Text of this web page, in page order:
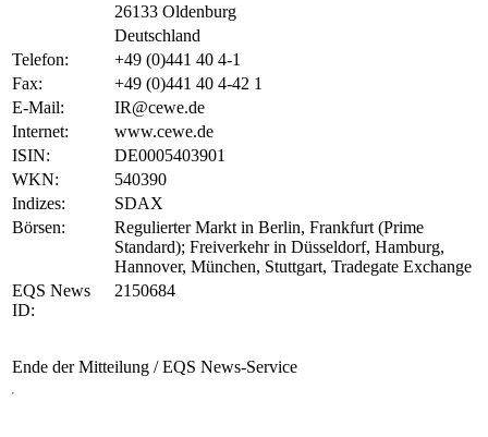
26133 Oldenburg
Deutschland
Telefon:
+49 (0)441 40 4-1
Fax:
+49 (0)441 40 4-42 1
E-Mail:
IR@cewe.de
Internet:
www.cewe.de
ISIN:
DE0005403901
WKN:
540390
Indizes:
SDAX
Börsen:
Regulierter Markt in Berlin, Frankfurt (Prime
Standard); Freiverkehr in Düsseldorf, Hamburg,
Hannover, München, Stuttgart, Tradegate Exchange
EQS News
ID:
2150684
Ende der Mitteilung / EQS News-Service